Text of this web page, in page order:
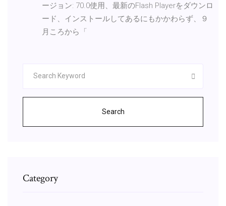
ージョン: 70.0使用、最新のFlash Playerをダウンロ
ード、インストールしてあるにもかかわらず、９
月ころから「
Search
Category